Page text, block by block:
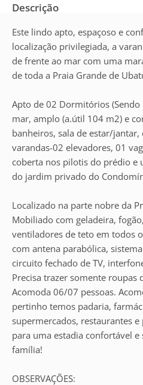
Descrição
Este lindo apto, espaçoso e
localização privilegiada, a
de frente ao mar com uma
de toda a Praia Grande de
Apto de 02 Dormitórios
mar, amplo (a.útil 104 m2) e
banheiros, sala de estar/
varandas-02 elevadores, 01
coberta nos pilotis do prédio e
do jardim privado do
Localizado na parte nobre da
Mobiliado com geladeira,
ventiladores de teto em todos
com antena parabólica,
circuito fechado de TV,
Precisa trazer somente roupas
Acomoda 06/07 pessoas.
pertinho temos padaria,
supermercados, restaurantes
para uma estadia confortável e
família!
OBSERVAÇÕES: